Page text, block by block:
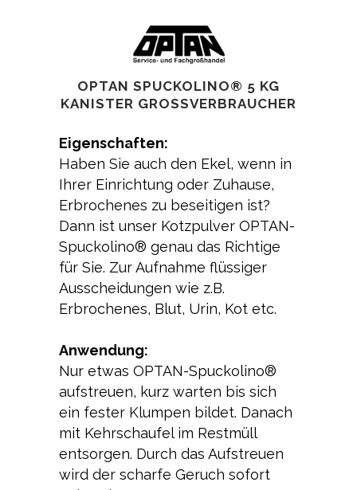
OPTAN SPUCKOLINO® 5 KG
KANISTER GROSSVERBRAUCHER
Eigenschaften:
Haben Sie auch den Ekel, wenn in
Ihrer Einrichtung oder Zuhause,
Erbrochenes zu beseitigen ist?
Dann ist unser Kotzpulver OPTAN-
Spuckolino® genau das Richtige
für Sie. Zur Aufnahme flüssiger
Ausscheidungen wie z.B.
Erbrochenes, Blut, Urin, Kot etc.
Anwendung:
Nur etwas OPTAN-Spuckolino®
aufstreuen, kurz warten bis sich
ein fester Klumpen bildet. Danach
mit Kehrschaufel im Restmüll
entsorgen. Durch das Aufstreuen
wird der scharfe Geruch sofort